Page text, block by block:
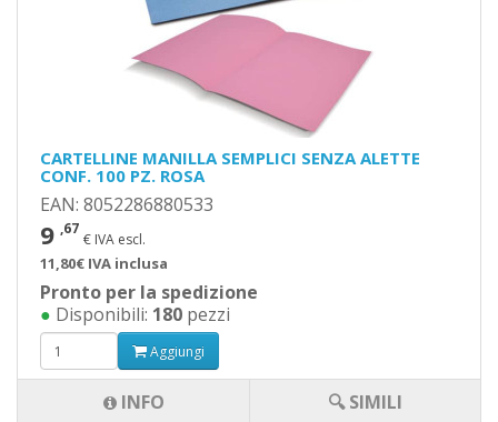
CARTELLINE MANILLA SEMPLICI SENZA ALETTE
CONF. 100 PZ. ROSA
EAN: 8052286880533
9 ,67
€ IVA escl.
11,80€ IVA inclusa
Pronto per la spedizione
● Disponibili: 180 pezzi
Aggiungi
INFO 🔍 SIMILI